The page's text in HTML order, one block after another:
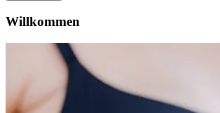
Willkommen